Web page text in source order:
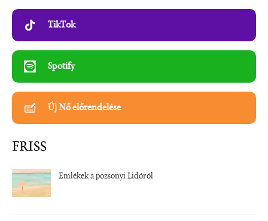
TikTok
Spotify
Új Nő előrendelése
FRISS
Emlékek a pozsonyi Lidóról